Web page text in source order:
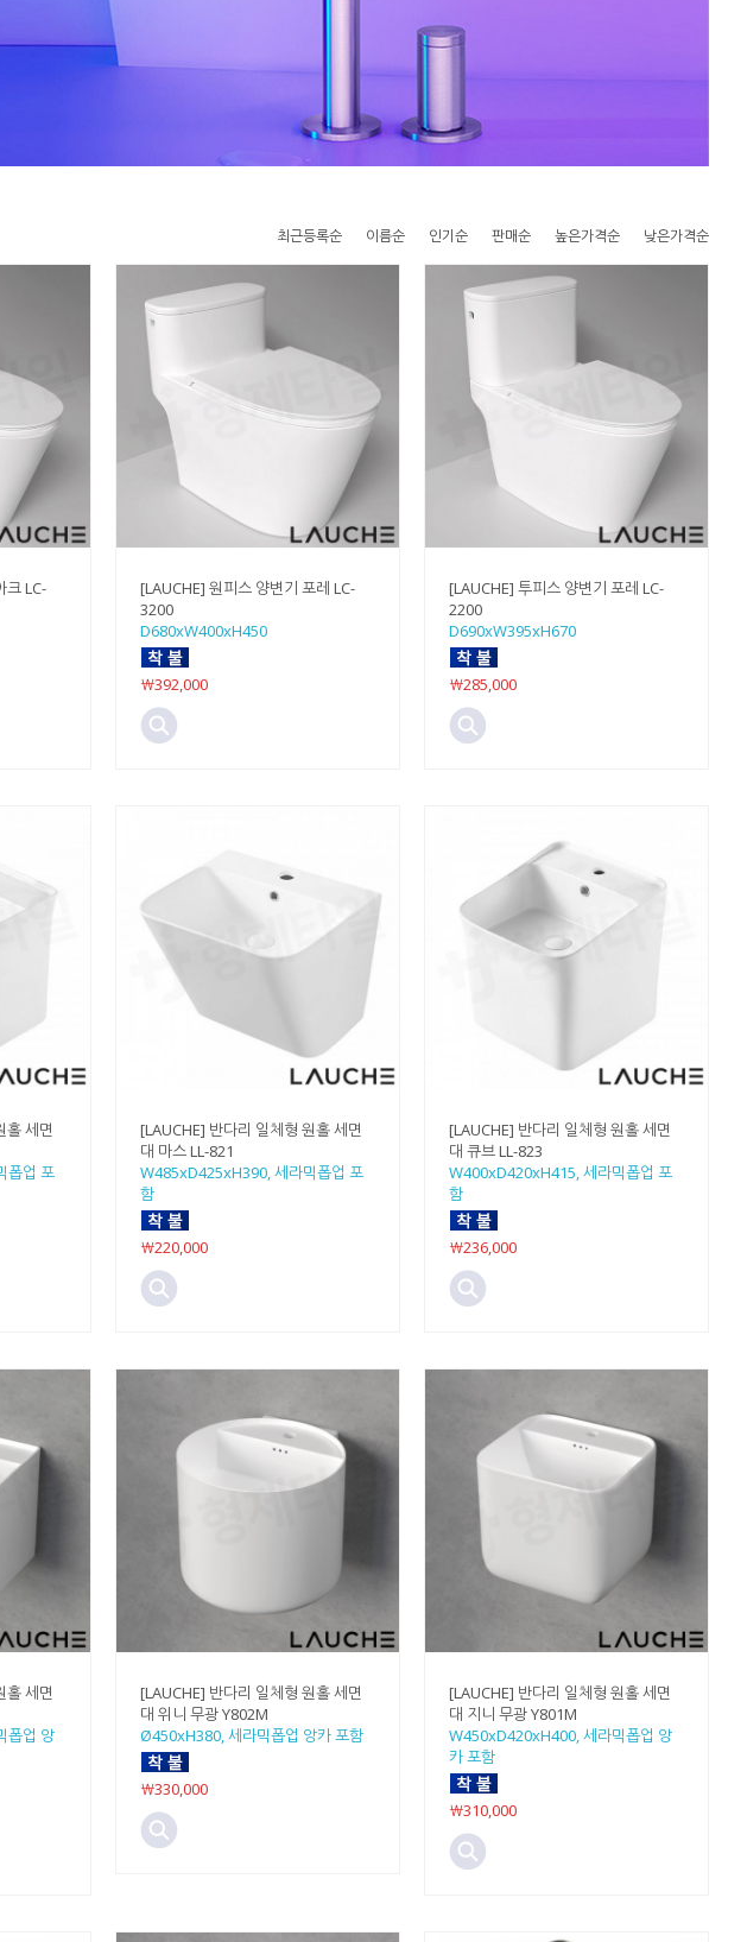
최근등록순 이름순 인기순 판매순 높은가격순 낮은가격순
크 LC-
[LAUCHE] 원피스 양변기 포레 LC-
3200
D680xW400xH450
￦392,000
[LAUCHE] 투피스 양변기 포레 LC-
2200
D690xW395xH670
￦285,000
홀 세면
폽업 포
[LAUCHE] 반다리 일체형 원홀 세면
대 마스 LL-821
W485xD425xH390, 세라믹폽업 포
함
￦220,000
[LAUCHE] 반다리 일체형 원홀 세면
대 큐브 LL-823
W400xD420xH415, 세라믹폽업 포
함
￦236,000
홀 세면
폽업 앙
[LAUCHE] 반다리 일체형 원홀 세면
대 위니 무광 Y802M
Ø450xH380, 세라믹폽업 앙카 포함
￦330,000
[LAUCHE] 반다리 일체형 원홀 세면
대 지니 무광 Y801M
W450xD420xH400, 세라믹폽업 앙
카 포함
￦310,000